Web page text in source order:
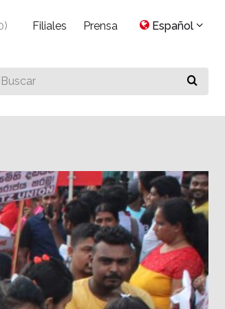
) Filiales Prensa Español